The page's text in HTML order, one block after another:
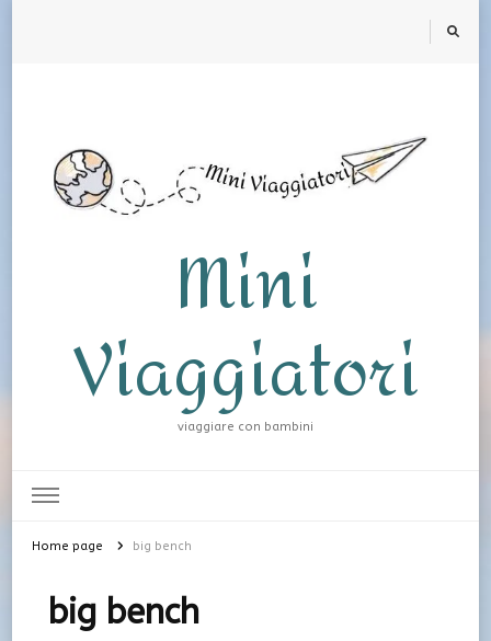
Mini
Viaggiatori
viaggiare con bambini
Home page big bench
big bench